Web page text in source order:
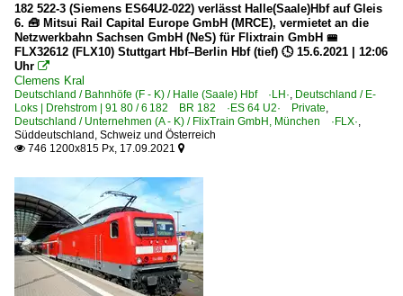
182 522-3 (Siemens ES64U2-022) verlässt Halle(Saale)Hbf auf Gleis
6. 🧰 Mitsui Rail Capital Europe GmbH (MRCE), vermietet an die
Netzwerkbahn Sachsen GmbH (NeS) für Flixtrain GmbH 🚝
FLX32612 (FLX10) Stuttgart Hbf–Berlin Hbf (tief) 🕓 15.6.2021 | 12:06
Uhr 
Clemens Kral
Deutschland / Bahnhöfe (F - K) / Halle (Saale) Hbf ·LH· Deutschland / E-
Loks | Drehstrom | 91 80 / 6 182 BR 182 ·ES 64 U2· Private
Deutschland / Unternehmen (A - K) / FlixTrain GmbH, München ·FLX·
Süddeutschland, Schweiz und Österreich
 746 1200x815 Px, 17.09.2021 